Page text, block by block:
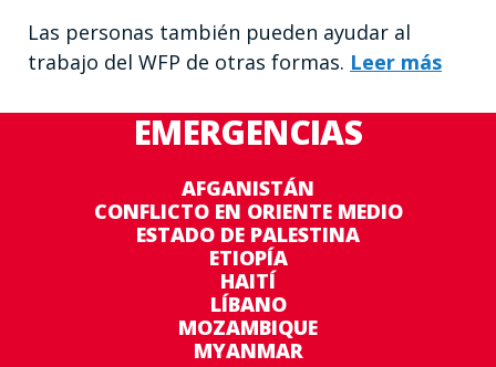
Las personas también pueden ayudar al
trabajo del WFP de otras formas. Leer más
EMERGENCIAS
AFGANISTÁN
CONFLICTO EN ORIENTE MEDIO
ESTADO DE PALESTINA
ETIOPÍA
HAITÍ
LÍBANO
MOZAMBIQUE
MYANMAR